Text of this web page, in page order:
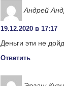
Андрей
19.12.2020 в 17:17
Деньги эти не
Ответить